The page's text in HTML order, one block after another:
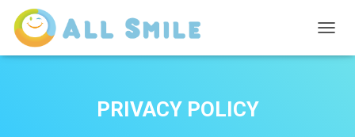
ビ
PRIVACY POLICY